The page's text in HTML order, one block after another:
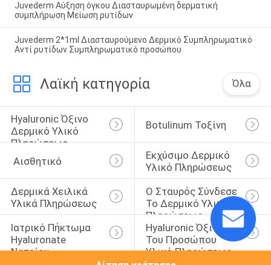
Juvederm Αύξηση όγκου Διασταυρωμένη δερματική
συμπλήρωση Μείωση ρυτίδων
Juvederm 2*1ml Διασταυρούμενο Δερμικό Συμπληρωματικό
Αντί ρυτίδων Συμπληρωματικό προσώπου
Λαϊκή κατηγορία Όλα
Hyaluronic Όξινο
Δερμικό Υλικό
Πληρώσεως
Botulinum Τοξίνη
Αισθητικό
Εκχύσιμο Δερμικό
Υλικό Πληρώσεως
Δερμικά Χειλικά
Υλικά Πληρώσεως
Ο Σταυρός Σύνδεσε
Το Δερμικό Υλικό
Πληρώσεως
Ιατρικό Πήκτωμα
Hyaluronate
Νατρίου
Hyaluronic Όξινο
Του Προσώπου
Υλικό Πληρώσεως